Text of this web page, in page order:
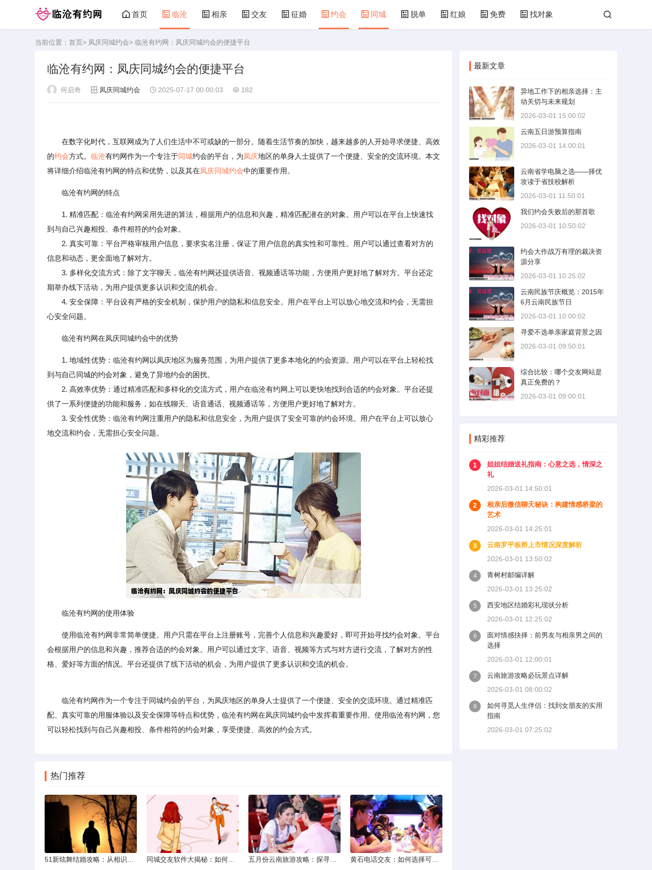
首页 临沧 相亲 交友 征婚 约会 同城 脱单 红娘 免费 找对象
临沧有约网
当前位置： 首页> 凤庆同城约会> 临沧有约网：凤庆同城约会的便捷平台
临沧有约网：凤庆同城约会的便捷平台
何启奇 凤庆同城约会 2025-07-17 00:00:03 182
在数字化时代，互联网成为了人们生活中不可或缺的一部分。随着生活节奏的加快，越来越多的人开始寻求便捷、高效
的约会方式。 临沧有约网作为一个专注于同城约会的平台，为凤庆地区的单身人士提供了一个便捷、安全的交流环境。本文
将详细介绍临沧有约网的特点和优势，以及其在凤庆同城约会中的重要作用。
临沧有约网的特点
1. 精准匹配：临沧有约网采用先进的算法，根据用户的信息和兴趣，精准匹配潜在的对象。用户可以在平台上快速找
到与自己兴趣相投、条件相符的约会对象。
2. 真实可靠：平台严格审核用户信息，要求实名注册，保证了用户信息的真实性和可靠性。用户可以通过查看对方的
信息和动态，更全面地了解对方。
3. 多样化交流方式：除了文字聊天，临沧有约网还提供语音、视频通话等功能，方便用户更好地了解对方。平台还定
期举办线下活动，为用户提供更多认识和交流的机会。
4. 安全保障：平台设有严格的安全机制，保护用户的隐私和信息安全。用户在平台上可以放心地交流和约会，无需担
心安全问题。
临沧有约网在凤庆同城约会中的优势
1. 地域性优势：临沧有约网以凤庆地区为服务范围，为用户提供了更多本地化的约会资源。用户可以在平台上轻松找
到与自己同城的约会对象，避免了异地约会的困扰。
2. 高效率优势：通过精准匹配和多样化的交流方式，用户在临沧有约网上可以更快地找到合适的约会对象。平台还提
供了一系列便捷的功能和服务，如在线聊天、语音通话、视频通话等，方便用户更好地了解对方。
3. 安全性优势：临沧有约网注重用户的隐私和信息安全，为用户提供了安全可靠的约会环境。用户在平台上可以放心
地交流和约会，无需担心安全问题。
临沧有约网的使用体验
使用临沧有约网非常简单便捷。用户只需在平台上注册账号，完善个人信息和兴趣爱好，即可开始寻找约会对象。平台
会根据用户的信息和兴趣，推荐合适的约会对象。用户可以通过文字、语音、视频等方式与对方进行交流，了解对方的性
格、爱好等方面的情况。平台还提供了线下活动的机会，为用户提供了更多认识和交流的机会。
临沧有约网作为一个专注于同城约会的平台，为凤庆地区的单身人士提供了一个便捷、安全的交流环境。通过精准匹
配、真实可靠的用服体验以及安全保障等特点和优势，临沧有约网在凤庆同城约会中发挥着重要作用。使用临沧有约网，您
可以轻松找到与自己兴趣相投、条件相符的约会对象，享受便捷、高效的约会方式。
热门推荐
最新文章
异地工作下的相亲选择：主
动关切与未来规划
2026-03-01 15:00:02
云南五日游预算指南
2026-03-01 14:00:01
云南省学电脑之选——择优
攻读于省技校解析
2026-03-01 11:50:01
我们约会失败后的那首歌
2026-03-01 10:50:02
约会大作战万有理的裁决资
源分享
2026-03-01 10:25:02
云南民族节庆概览：2015年
6月云南民族节日
2026-03-01 10:00:02
寻爱不选单亲家庭背景之因
2026-03-01 09:50:01
综合比较：哪个交友网站是
真正免费的？
2026-03-01 09:00:01
精彩推荐
1
姐姐结婚送礼指南：心意之选，情深之
礼
2026-03-01 14:50:01
2
相亲后微信聊天秘诀：构建情感桥梁的
艺术
2026-03-01 14:25:01
3
云南罗平板桥上市情况深度解析
2026-03-01 13:50:02
4
青树村邮编详解
2026-03-01 13:25:02
5
西安地区结婚彩礼现状分析
2026-03-01 12:25:02
6
面对情感抉择：前男友与相亲男之间的
选择
2026-03-01 12:00:01
7
云南旅游攻略必玩景点详解
2026-03-01 08:00:02
8
如何寻觅人生伴侣：找到女朋友的实用
指南
2026-03-01 07:25:02